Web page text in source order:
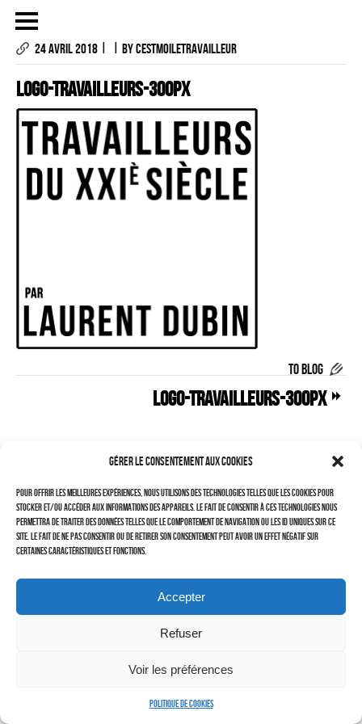
Gérer le consentement aux cookies
Pour offrir les meilleures expériences, nous utilisons des technologies telles que les cookies pour
stocker et/ou accéder aux informations des appareils. Le fait de consentir à ces technologies nous
permettra de traiter des données telles que le comportement de navigation ou les ID uniques sur ce
site. Le fait de ne pas consentir ou de retirer son consentement peut avoir un effet négatif sur
certaines caractéristiques et fonctions.
Accepter
Refuser
Voir les préférences
Politique de cookies
LE PROJET
–
24 AVRIL 2018 | | BY CESTMOILETRAVAILLEUR
LOGO-TRAVAILLEURS-300px
TO BLOG
LOGO-TRAVAILLEURS-300px